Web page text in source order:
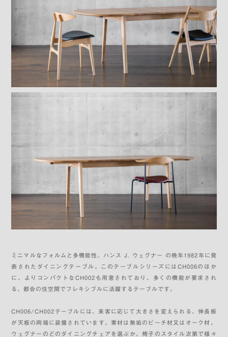
ミニマルなフォルムと多機能性。ハンス J. ウェグナー の晩年1982年に発
表されたダイニングテーブル。このテーブルシリーズにはCH006のほか
に、よりコンパクトなCH002も用意されており、多くの機能が要求され
る、都会の住空間でフレキシブルに活躍するテーブルです。
CH006/CH002テーブルには、来客に応じて大きさを変えられる、伸長板
が天板の両端に装備されています。素材は無垢のビーチ材又はオーク材。
ウェグナーのどのダイニングチェアを選ぶか、椅子のスタイル次第で様々